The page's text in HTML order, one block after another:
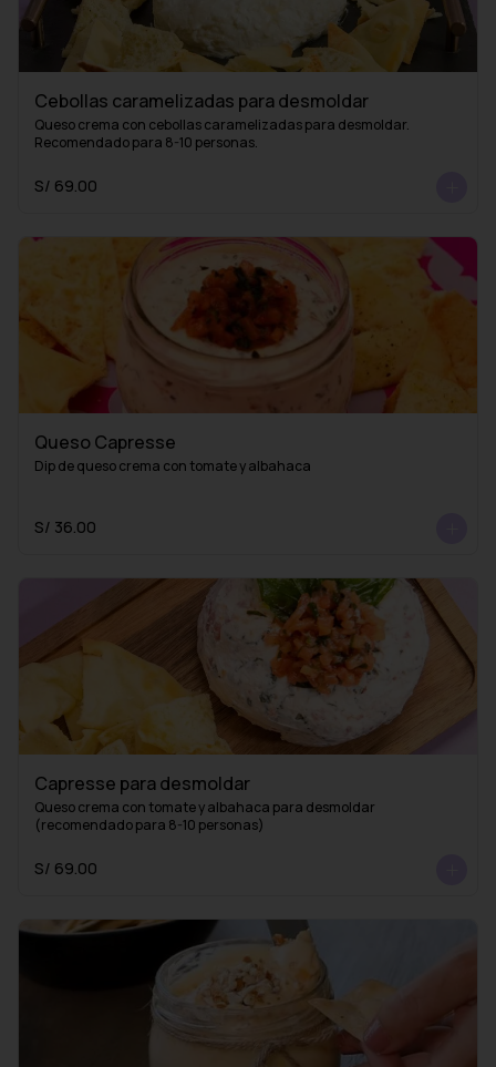
Cebollas caramelizadas para desmoldar
Queso crema con cebollas caramelizadas para desmoldar.
Recomendado para 8-10 personas.
S/ 69.00
Queso Capresse
Dip de queso crema con tomate y albahaca
S/ 36.00
Capresse para desmoldar
Queso crema con tomate y albahaca para desmoldar
(recomendado para 8-10 personas)
S/ 69.00